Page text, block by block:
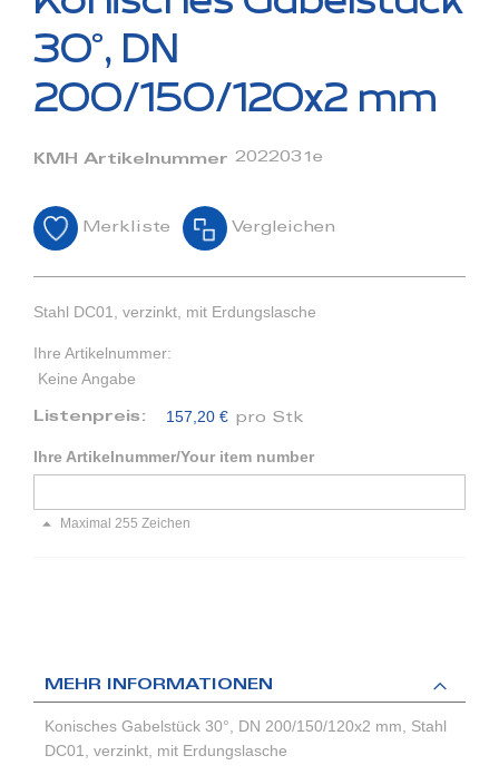
springen
30°, DN
200/150/120x2 mm
KMH Artikelnummer 2022031e
Merkliste Vergleichen
Stahl DC01, verzinkt, mit Erdungslasche
Ihre Artikelnummer:
Keine Angabe
Listenpreis: 157,20 € pro Stk
Ihre Artikelnummer/Your item number
Maximal 255 Zeichen
MEHR INFORMATIONEN
Konisches Gabelstück 30°, DN 200/150/120x2 mm, Stahl
DC01, verzinkt, mit Erdungslasche